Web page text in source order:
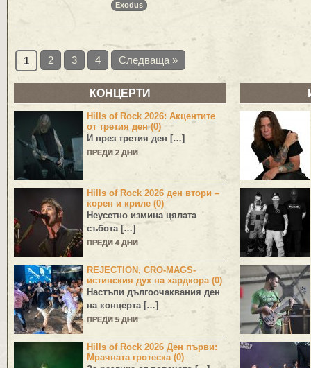
Exodus
1 2 3 4 Следваща »
КОНЦЕРТИ
Hills of Rock 2026: Акцентите
от третия ден (0)
И през третия ден […]
ПРЕДИ 2 ДНИ
Hills of Rock 2026 ден втори –
корен и криле (0)
Неусетно измина цялата
събота […]
ПРЕДИ 4 ДНИ
REJECTION, CRO-MAGS-
истинския дух на хардкора (0)
Настъпи дългоочаквания ден
на концерта […]
ПРЕДИ 5 ДНИ
Hills of Rock 2026 Ден първи:
Мрачната гротеска (0)